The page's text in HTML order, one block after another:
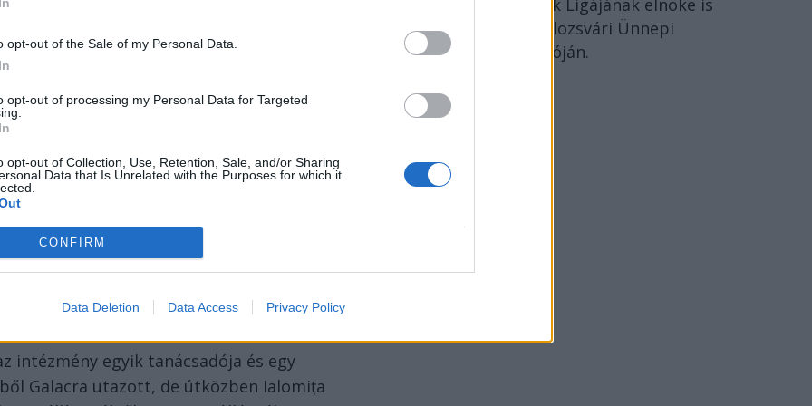
opt-out of the Sale of my Personal Data.
opt-out of processing my Personal Data for Targeted
opt-out of Collection, Use, Retention, Sale, and/or Sharing
Data that Is Unrelated with the Purposes for which it
CONFIRM
Data Deletion Data Access Privacy Policy
továbbra is bizonytalan.
miatt vették őrizetbe a
meg értelmezni.
Ügyosztály (DNA)
vezetőjét. A vád ellene okirat-
– amint azt a vád szerint a vádlott is
intézmény egyik tanácsadója és egy
Galacra utazott, de útközben Ialomița
Erdélyi Magyar Írók Ligájának elnöke is
– beszéde a 15. Kolozsvári Ünnepi
Könyvhét megnyitóján.